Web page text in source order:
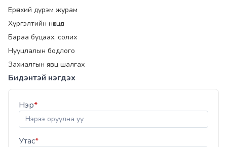
Ерөнхий дүрэм журам
Хүргэлтийн нөхцөл
Бараа буцаах, солих
Нууцлалын бодлого
Захиалгын явц шалгах
Бидэнтэй нэгдэх
Нэр*
Утас*